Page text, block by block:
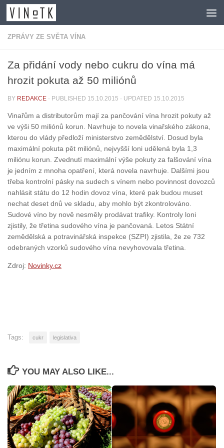
Skip to content
ZPRÁVY ZE SVĚTA VÍNA
Za přidání vody nebo cukru do vína má
hrozit pokuta až 50 miliónů
BY REDAKCE · PUBLISHED 15.10.2015 · UPDATED 15.10.2015
Vinařům a distributorům mají za pančování vína hrozit pokuty až
ve výši 50 miliónů korun. Navrhuje to novela vinařského zákona,
kterou do vlády předloží ministerstvo zemědělství. Dosud byla
maximální pokuta pět miliónů, nejvyšší loni udělená byla 1,3
miliónu korun. Zvednutí maximální výše pokuty za falšování vína
je jedním z mnoha opatření, která novela navrhuje. Dalšími jsou
třeba kontrolní pásky na sudech s vínem nebo povinnost dovozců
nahlásit státu do 12 hodin dovoz vína, které pak budou muset
nechat deset dnů ve skladu, aby mohlo být zkontrolováno.
Sudové víno by nově nesměly prodávat trafiky. Kontroly loni
zjistily, že třetina sudového vína je pančovaná. Letos Státní
zemědělská a potravinářská inspekce (SZPI) zjistila, že ze 732
odebraných vzorků sudového vína nevyhovovala třetina.
Zdroj: Novinky.cz
Tags: cukr legislativa
YOU MAY ALSO LIKE...